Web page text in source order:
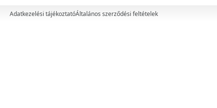
Adatkezelési tájékoztatóÁltalános szerződési feltételek